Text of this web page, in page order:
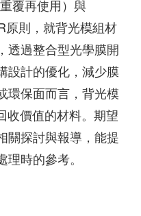
覆再使用）與
原則，就背光模組材
透過整合型光學膜開
設計的優化，減少膜
環保面而言，背光模
收價值的材料。期望
關探討與報導，能提
時的參考。